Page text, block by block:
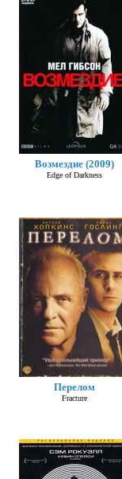
Возмездие (2009)
Edge of Darkness
Перелом
Fracture